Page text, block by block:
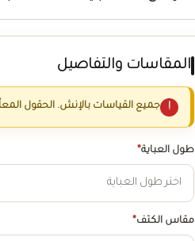
المقاسات والتفاصيل
جميع القياسات بالإنش. الحقول
طول العباية*
مقاس الكتف*